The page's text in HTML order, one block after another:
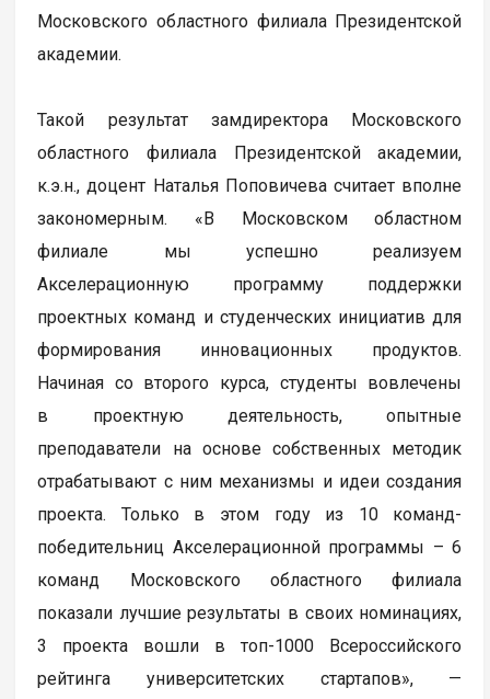
Московского областного филиала Президентской
академии.
Такой результат замдиректора Московского
областного филиала Президентской академии,
к.э.н., доцент Наталья Поповичева считает вполне
закономерным. «В Московском областном
филиале мы успешно реализуем
Акселерационную программу поддержки
проектных команд и студенческих инициатив для
формирования инновационных продуктов.
Начиная со второго курса, студенты вовлечены
в проектную деятельность, опытные
преподаватели на основе собственных методик
отрабатывают с ним механизмы и идеи создания
проекта. Только в этом году из 10 команд-
победительниц Акселерационной программы – 6
команд Московского областного филиала
показали лучшие результаты в своих номинациях,
3 проекта вошли в топ-1000 Всероссийского
рейтинга университетских стартапов», —